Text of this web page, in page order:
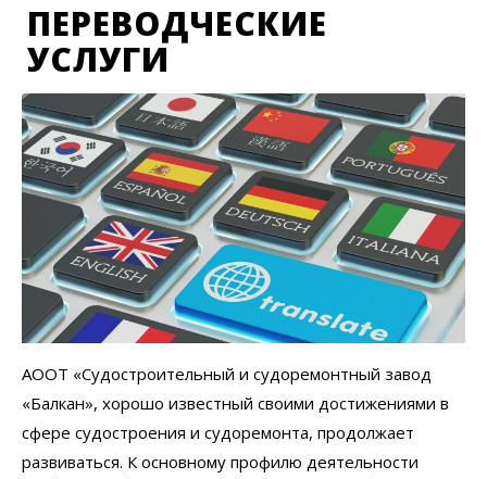
ПЕРЕВОДЧЕСКИЕ
УСЛУГИ
АООТ «Судостроительный и судоремонтный завод
«Балкан», хорошо известный своими достижениями в
сфере судостроения и судоремонта, продолжает
развиваться. К основному профилю деятельности